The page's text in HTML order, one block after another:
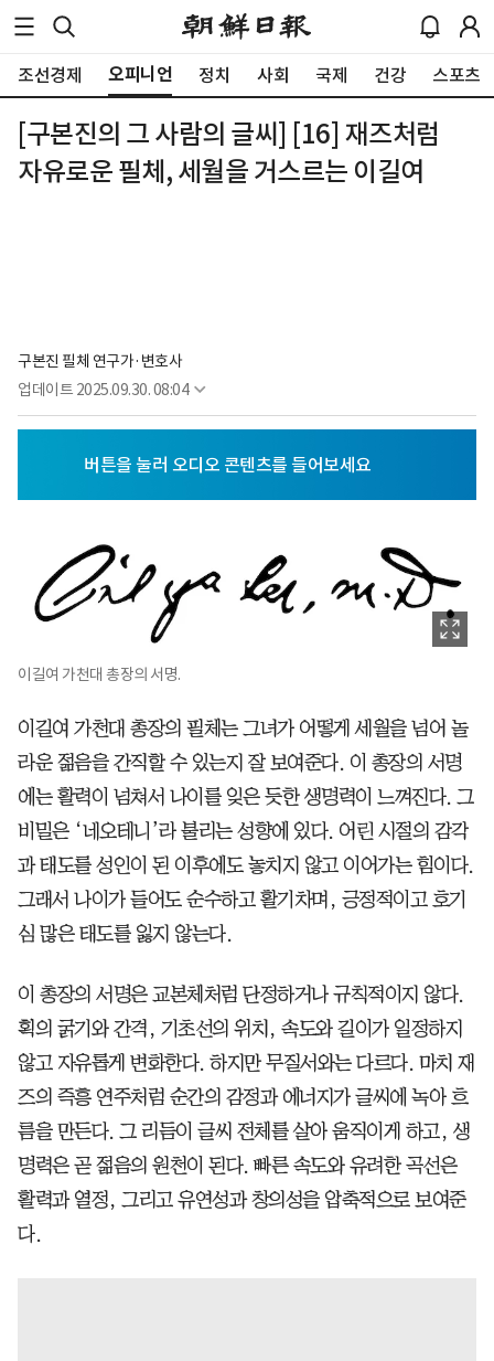
조선경제 오피니언 정치 사회 국제 건강 스포츠
[구본진의 그 사람의 글씨] [16] 재즈처럼
자유로운 필체, 세월을 거스르는 이길여
구본진 필체 연구가·변호사
업데이트 2025.09.30. 08:04
이길여 가천대 총장의 서명.
이길여 가천대 총장의 필체는 그녀가 어떻게 세월을 넘어 놀
라운 젊음을 간직할 수 있는지 잘 보여준다. 이 총장의 서명
에는 활력이 넘쳐서 나이를 잊은 듯한 생명력이 느껴진다. 그
비밀은 ‘네오테니’라 불리는 성향에 있다. 어린 시절의 감각
과 태도를 성인이 된 이후에도 놓치지 않고 이어가는 힘이다.
그래서 나이가 들어도 순수하고 활기차며, 긍정적이고 호기
심 많은 태도를 잃지 않는다.
이 총장의 서명은 교본체처럼 단정하거나 규칙적이지 않다.
획의 굵기와 간격, 기초선의 위치, 속도와 길이가 일정하지
않고 자유롭게 변화한다. 하지만 무질서와는 다르다. 마치 재
즈의 즉흥 연주처럼 순간의 감정과 에너지가 글씨에 녹아 흐
름을 만든다. 그 리듬이 글씨 전체를 살아 움직이게 하고, 생
명력은 곧 젊음의 원천이 된다. 빠른 속도와 유려한 곡선은
활력과 열정, 그리고 유연성과 창의성을 압축적으로 보여준
다.